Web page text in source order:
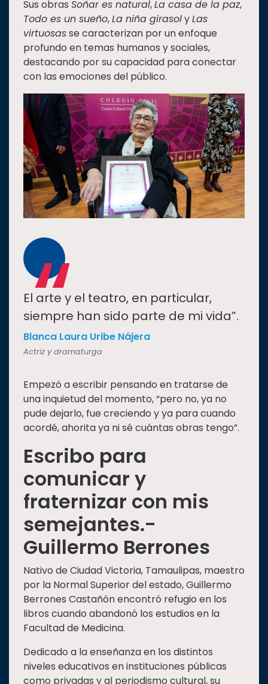
Sus obras Soñar es natural,La casa de la paz,
Todo es un sueño,La niña girasolyLas
virtuosasse caracterizan por un enfoque
profundo en temas humanos y sociales,
destacando por su capacidad para conectar
con las emociones del público.
“
El arte y el teatro, en particular,
siempre han sido parte de mi vida”.
Blanca Laura Uribe Nájera
Actriz y dramaturga
Empezó a escribir pensando en tratarse de
una inquietud del momento, “pero no, ya no
pude dejarlo, fue creciendo y ya para cuando
acordé, ahorita ya ni sé cuántas obras tengo”.
Escribo para
comunicar y
fraternizar con mis
semejantes.-
Guillermo Berrones
Nativo de Ciudad Victoria, Tamaulipas, maestro
por la Normal Superior del estado, Guillermo
Berrones Castañón encontró refugio en los
libros cuando abandonó los estudios en la
Facultad de Medicina.
Dedicado a la enseñanza en los distintos
niveles educativos en instituciones públicas
como privadas y al periodismo cultural, su